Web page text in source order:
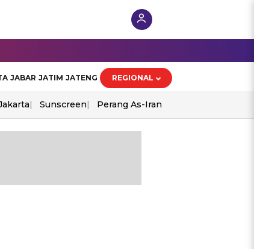
JABAR JATIM JATENG REGIONAL
Sunscreen Perang As-Iran